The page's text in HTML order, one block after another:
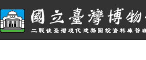
臺博館建築圖
網頁導覽
:::